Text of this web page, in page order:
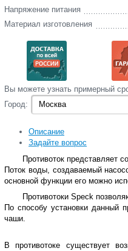
Напряжение питания
Материал изготовления
Вы‌ можете‌ узнать‌ примерный
Город:
Описание
Задайте вопрос
Противоток представляет
Поток воды, создаваемый
основной функции его можно
Противотоки Speck
По способу установки данный
чаши.
В противотоке существует